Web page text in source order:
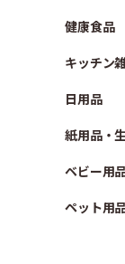
健康食品
キッチン
日用品
紙用品・
ベビー用
ペット用